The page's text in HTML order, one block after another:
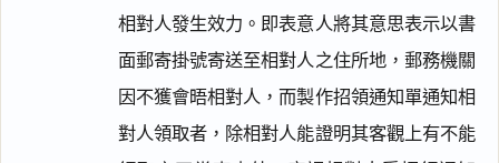
相對人發生效力。即表意人將其意思表示以書
面郵寄掛號寄送至相對人之住所地，郵務機關
因不獲會晤相對人，而製作招領通知單通知相
對人領取者，除相對人能證明其客觀上有不能